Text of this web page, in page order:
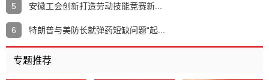
5 安徽工会创新打造劳动技能竞赛新...
6 特朗普与美防长就弹药短缺问题“起...
专题推荐